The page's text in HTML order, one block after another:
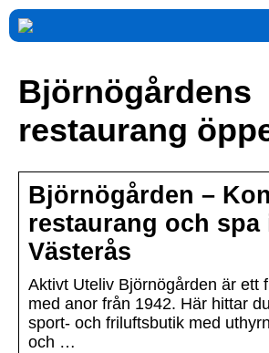
Björnögårdens
restaurang
Björnögården –
restaurang och spa
Västerås
Aktivt Uteliv Björnögården är ett
med anor från 1942. Här hittar
sport- och friluftsbutik med
och …